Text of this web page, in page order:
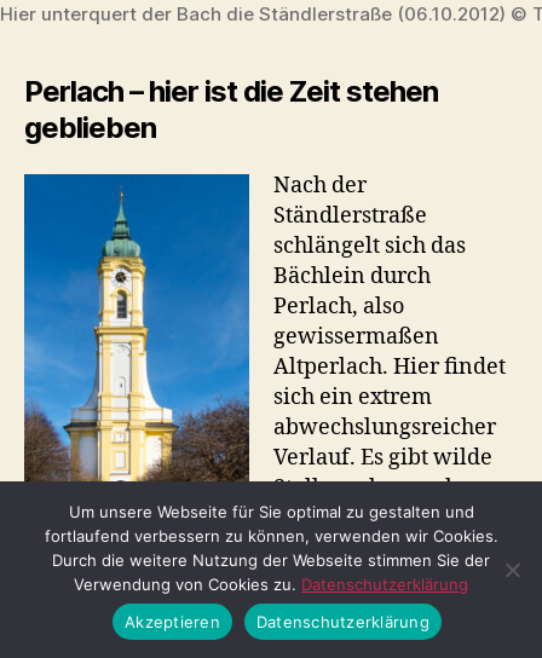
Hier unterquert der Bach die Ständlerstraße (06.10.2012) ©
Perlach – hier ist die Zeit stehen
geblieben
St. Michael am
Pfanzeltplatz
(20.02.2021) © Thomas
Nach der
Ständlerstraße
schlängelt sich das
Bächlein durch
Perlach, also
gewissermaßen
Altperlach. Hier findet
sich ein extrem
abwechslungsreicher
Verlauf. Es gibt wilde
Stellen, aber auch
gezähmte, bei denen
der Bach fast schon
trostlos in einer
schnurgeraden
Betonrinne
Um unsere Webseite für Sie optimal zu gestalten und
fortlaufend verbessern zu können, verwenden wir Cookies.
Durch die weitere Nutzung der Webseite stimmen Sie der
Verwendung von Cookies zu. Datenschutzerklärung
Akzeptieren
Datenschutzerklärung